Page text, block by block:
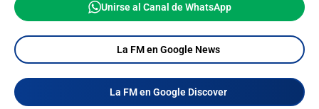
Unirse al Canal de WhatsApp
La FM en Google News
La FM en Google Discover